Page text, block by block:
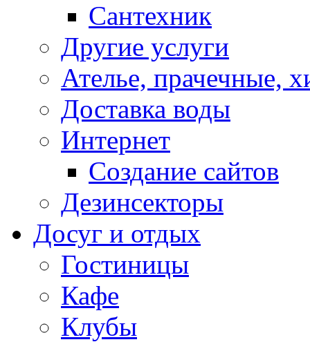
Сантехник
Другие услуги
Ателье, прачечные,
Доставка воды
Интернет
Создание сайтов
Дезинсекторы
Досуг и отдых
Гостиницы
Кафе
Клубы